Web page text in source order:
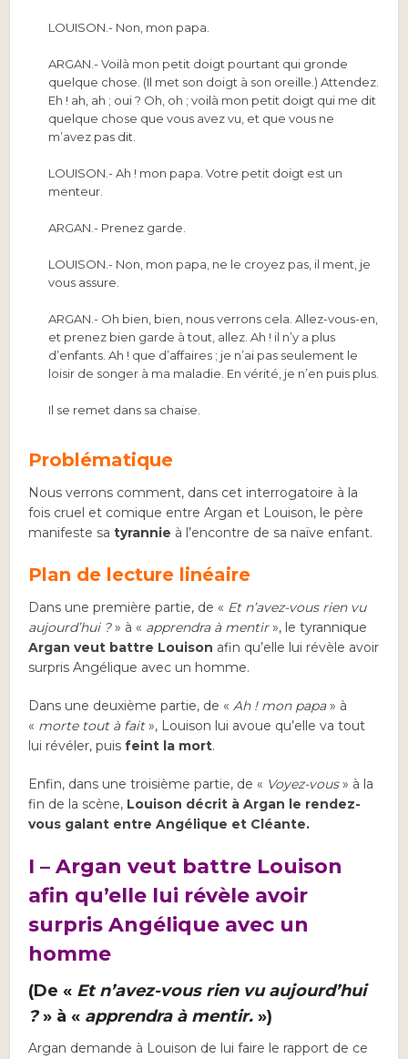
LOUISON.- Non, mon papa.
ARGAN.-Voilà mon petit doigt pourtant qui gronde
quelque chose. (Il met son doigt à son oreille.) Attendez.
Eh ! ah, ah ; oui ? Oh, oh ; voilà mon petit doigt qui me dit
quelque chose que vous avez vu, et que vous ne
m’avez pas dit.
LOUISON.-Ah ! mon papa. Votre petit doigt est un
menteur.
ARGAN.- Prenez garde.
LOUISON.- Non, mon papa, ne le croyez pas, il ment, je
vous assure.
ARGAN.- Oh bien, bien, nous verrons cela. Allez-vous-en,
et prenez bien garde à tout, allez. Ah ! il n’y a plus
d’enfants. Ah ! que d’affaires ; je n’ai pas seulement le
loisir de songer à ma maladie. En vérité, je n’en puis plus.
Il se remet dans sa chaise
Problématique
Nous verrons comment, dans cet interrogatoire à la
fois cruel et comique entre Argan et Louison, le père
manifeste satyrannie à l’encontre de sa naïve enfant.
Plan de lecture linéaire
Dans une première partie, de « Et n’avez-vous rien vu
aujourd’hui ?» à « apprendra à mentir», le tyrannique
Argan veut battre Louison afin qu’elle lui révèle avoir
surpris Angélique avec un homme.
Dans une deuxième partie, de «Ah ! mon papa» à
« morte tout à fait», Louison lui avoue qu’elle va tout
lui révéler, puisfeint la mort.
Enfin, dans une troisième partie, de « Voyez-vous» à la
fin de la scène, Louison décrit à Argan le rendez-
vous galant entre Angélique et Cléante.
I – Argan veut battre Louison
afin qu’elle lui révèle avoir
surpris Angélique avec un
homme
(De « Et n’avez-vous rien vu aujourd’hui
?» à « apprendra à mentir. »)
Argan demande à Louison de lui faire le rapport de ce